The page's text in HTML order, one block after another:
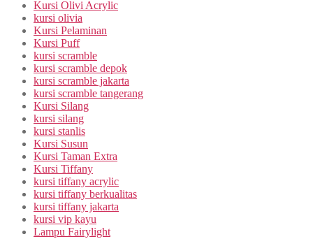
Kursi Olivi Acrylic
kursi olivia
Kursi Pelaminan
Kursi Puff
kursi scramble
kursi scramble depok
kursi scramble jakarta
kursi scramble tangerang
Kursi Silang
kursi silang
kursi stanlis
Kursi Susun
Kursi Taman Extra
Kursi Tiffany
kursi tiffany acrylic
kursi tiffany berkualitas
kursi tiffany jakarta
kursi vip kayu
Lampu Fairylight